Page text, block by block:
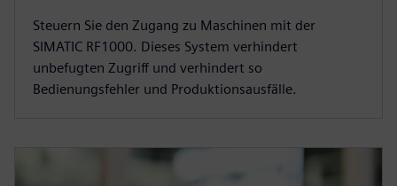
Steuern Sie den Zugang zu Maschinen mit der
SIMATIC RF1000. Dieses System verhindert
unbefugten Zugriff und verhindert so
Bedienungsfehler und Produktionsausfälle.